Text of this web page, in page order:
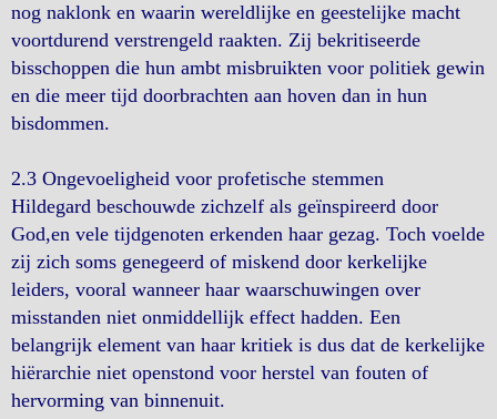
nog naklonk en waarin wereldlijke en geestelijke macht
voortdurend verstrengeld raakten. Zij bekritiseerde
bisschoppen die hun ambt misbruikten voor politiek gewin
en die meer tijd doorbrachten aan hoven dan in hun
bisdommen.
2.3 Ongevoeligheid voor profetische stemmen
Hildegard beschouwde zichzelf als geïnspireerd door
God,en vele tijdgenoten erkenden haar gezag. Toch voelde
zij zich soms genegeerd of miskend door kerkelijke
leiders, vooral wanneer haar waarschuwingen over
misstanden niet onmiddellijk effect hadden. Een
belangrijk element van haar kritiek is dus dat de kerkelijke
hiërarchie niet openstond voor herstel van fouten of
hervorming van binnenuit.